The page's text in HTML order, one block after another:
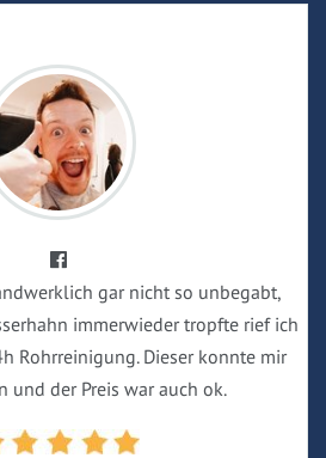
gar nicht so unbegabt,
immerwieder tropfte rief ich
Rohrreinigung. Dieser konnte mir
und der Preis war auch ok.